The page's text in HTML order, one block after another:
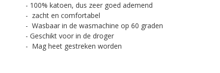
- 100% katoen, dus zeer goed ademend
- zacht en comfortabel
- Wasbaar in de wasmachine op 60 graden
- Geschikt voor in de droger
- Mag heet gestreken worden